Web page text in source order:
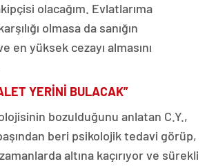
olacağım. Evlatlarıma
olmasa da sanığın
en yüksek cezayı almasını
YERİNİ BULACAK”
bozulduğunu anlatan C.Y.,
beri psikolojik tedavi görüp,
altına kaçırıyor ve sürekli